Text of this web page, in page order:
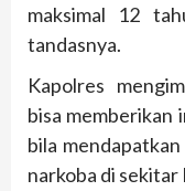
maksimal 12
tandasnya.
Kapolres
bisa memberikan
bila
narkoba di